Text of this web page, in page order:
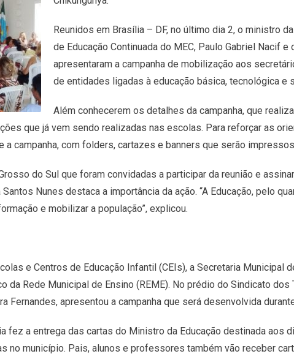
Reunidos em Brasília – DF, no último dia 2, o ministro
de Educação Continuada do MEC, Paulo Gabriel Nacif
apresentaram a campanha de mobilização aos
de entidades ligadas à educação básica, tecnológica e
Além conhecerem os detalhes da campanha, que
que já vem sendo realizadas nas escolas. Para reforçar as
campanha, com folders, cartazes e banners que serão
do Sul que foram convidadas a participar da reunião e
Nunes destaca a importância da ação. “A Educação, pelo
e mobilizar a população”, explicou.
e Centros de Educação Infantil (CEIs), a Secretaria Municipal
da Rede Municipal de Ensino (REME). No prédio do Sindicato dos
Fernandes, apresentou a campanha que será desenvolvida
fez a entrega das cartas do Ministro da Educação destinada aos
no município. Pais, alunos e professores também vão receber